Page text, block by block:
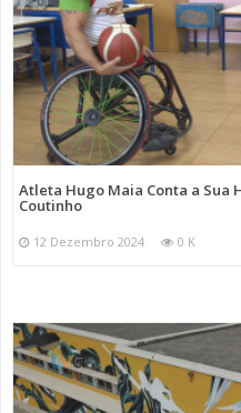
Atleta Hugo Maia Conta a Sua
Coutinho
12 Dezembro 2024 0 K